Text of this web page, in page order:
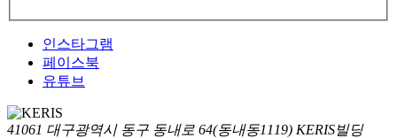
인스타그램
페이스북
유튜브
41061 대구광역시 동구 동내로 64(동내동1119) KERIS빌딩